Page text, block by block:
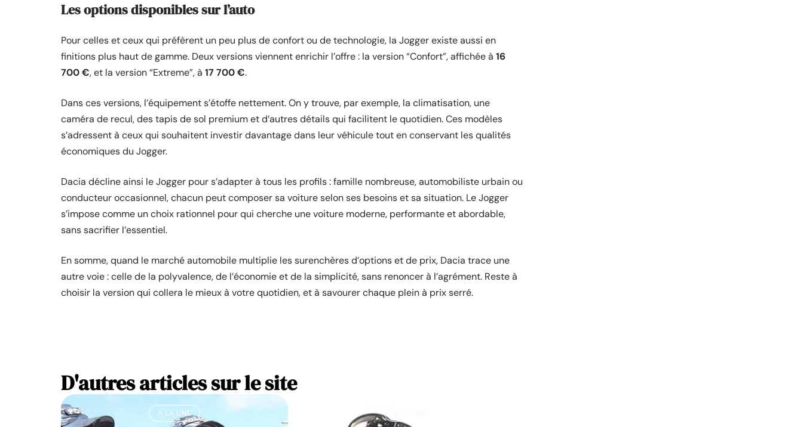
Les options disponibles sur l’auto
Pour celles et ceux qui préfèrent un peu plus de confort ou de technologie, la Jogger existe aussi en
finitions plus haut de gamme. Deux versions viennent enrichir l’offre : la version “Confort”, affichée à 16
700 €, et la version “Extreme”, à 17 700 €.
Dans ces versions, l’équipement s’étoffe nettement. On y trouve, par exemple, la climatisation, une
caméra de recul, des tapis de sol premium et d’autres détails qui facilitent le quotidien. Ces modèles
s’adressent à ceux qui souhaitent investir davantage dans leur véhicule tout en conservant les qualités
économiques du Jogger.
Dacia décline ainsi le Jogger pour s’adapter à tous les profils : famille nombreuse, automobiliste urbain ou
conducteur occasionnel, chacun peut composer sa voiture selon ses besoins et sa situation. Le Jogger
s’impose comme un choix rationnel pour qui cherche une voiture moderne, performante et abordable,
sans sacrifier l’essentiel.
En somme, quand le marché automobile multiplie les surenchères d’options et de prix, Dacia trace une
autre voie : celle de la polyvalence, de l’économie et de la simplicité, sans renoncer à l’agrément. Reste à
choisir la version qui collera le mieux à votre quotidien, et à savourer chaque plein à prix serré.
D'autres articles sur le site
À LA UNE